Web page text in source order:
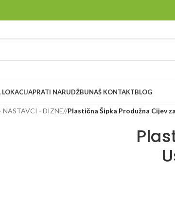
LOKACIJAPRATI NARUDŽBUNAŠ KONTAKTBLOG
NASTAVCI - DIZNE/ Plastična Šipka Produžna Cijev